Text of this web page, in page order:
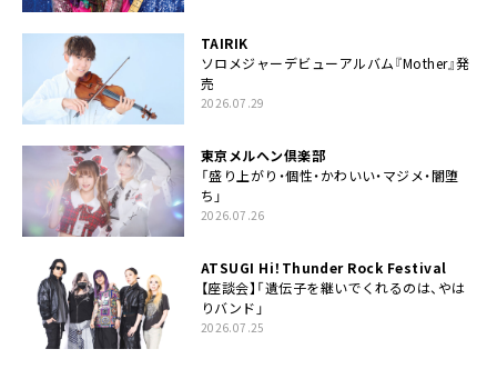
TAIRIK
ソロメジャーデビューアルバム『Mother』発
売
2026.07.29
東京メルヘン倶楽部
「盛り上がり・個性・かわいい・マジメ・闇堕
ち」
2026.07.26
ATSUGI Hi！Thunder Rock Festival
【座談会】「遺伝子を継いでくれるのは、やは
りバンド」
2026.07.25